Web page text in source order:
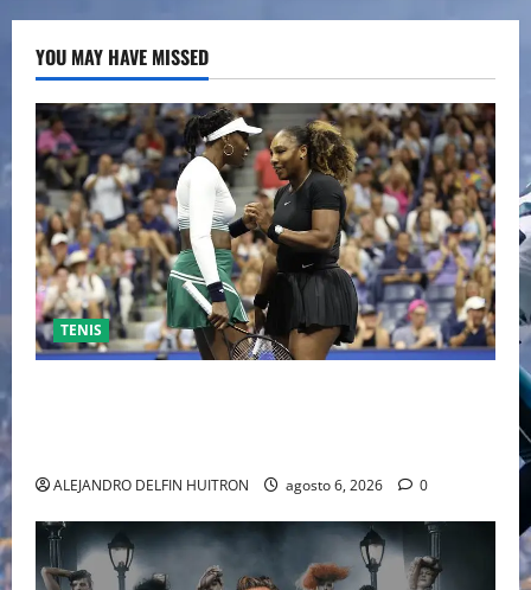
YOU MAY HAVE MISSED
TENIS
ALEJANDRO DELFIN HUITRON agosto 6, 2026 0